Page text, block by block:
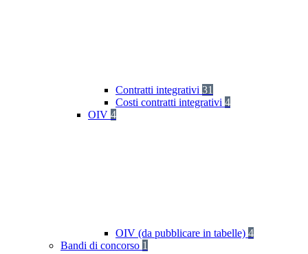
Contratti integrativi 31
Costi contratti integrativi 4
OIV 4
OIV (da pubblicare in tabelle) 4
Bandi di concorso 1